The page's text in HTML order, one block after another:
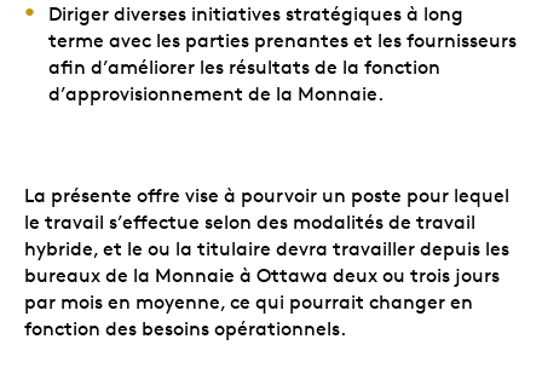
Diriger diverses initiatives stratégiques à long
terme avec les parties prenantes et les fournisseurs
afin d’améliorer les résultats de la fonction
d’approvisionnement de la Monnaie.
La présente offre vise à pourvoir un poste pour lequel
le travail s’effectue selon des modalités de travail
hybride, et le ou la titulaire devra travailler depuis les
bureaux de la Monnaie à Ottawa deux ou trois jours
par mois en moyenne, ce qui pourrait changer en
fonction des besoins opérationnels.